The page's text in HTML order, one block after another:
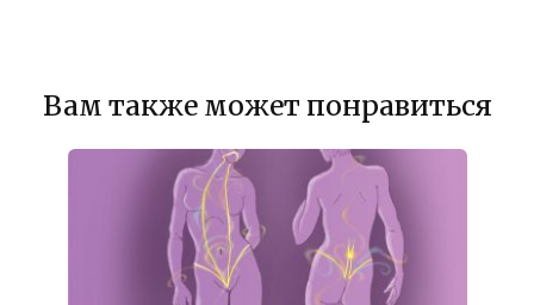
Вам также может понравиться